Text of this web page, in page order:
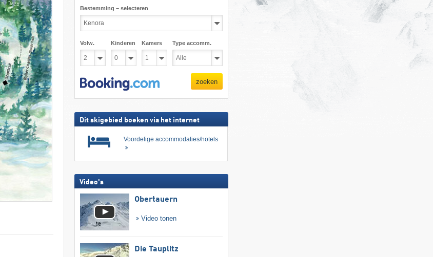
Bestemming – selecteren
Volw. Kinderen Kamers Type accomm.
zoeken
Dit skigebied boeken via het internet
Voordelige accommodaties/hotels
Video's
Obertauern
Video tonen
Die Tauplitz